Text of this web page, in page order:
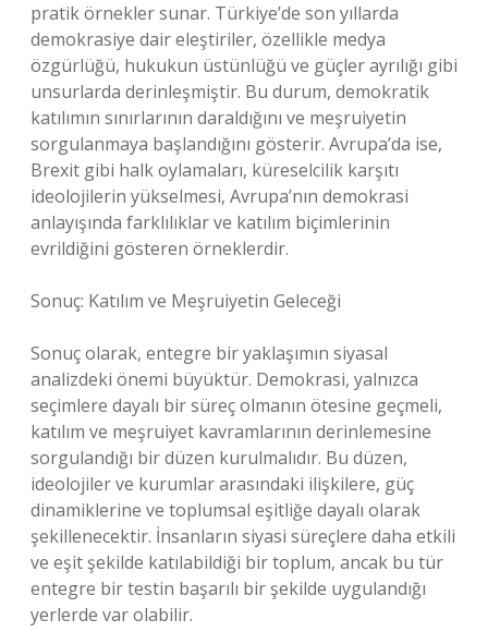
pratik örnekler sunar. Türkiye’de son yıllarda
demokrasiye dair eleştiriler, özellikle medya
özgürlüğü, hukukun üstünlüğü ve güçler ayrılığı gibi
unsurlarda derinleşmiştir. Bu durum, demokratik
katılımın sınırlarının daraldığını ve meşruiyetin
sorgulanmaya başlandığını gösterir. Avrupa’da ise,
Brexit gibi halk oylamaları, küreselcilik karşıtı
ideolojilerin yükselmesi, Avrupa’nın demokrasi
anlayışında farklılıklar ve katılım biçimlerinin
evrildiğini gösteren örneklerdir.
Sonuç: Katılım ve Meşruiyetin Geleceği
Sonuç olarak, entegre bir yaklaşımın siyasal
analizdeki önemi büyüktür. Demokrasi, yalnızca
seçimlere dayalı bir süreç olmanın ötesine geçmeli,
katılım ve meşruiyet kavramlarının derinlemesine
sorgulandığı bir düzen kurulmalıdır. Bu düzen,
ideolojiler ve kurumlar arasındaki ilişkilere, güç
dinamiklerine ve toplumsal eşitliğe dayalı olarak
şekillenecektir. İnsanların siyasi süreçlere daha etkili
ve eşit şekilde katılabildiği bir toplum, ancak bu tür
entegre bir testin başarılı bir şekilde uygulandığı
yerlerde var olabilir.